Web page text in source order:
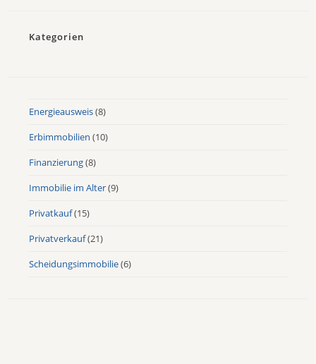
Kategorien
Energieausweis(8)
Erbimmobilien (10)
Finanzierung(8)
Immobilie im Alter(9)
Privatkauf(15)
Privatverkauf(21)
Scheidungsimmobilie(6)